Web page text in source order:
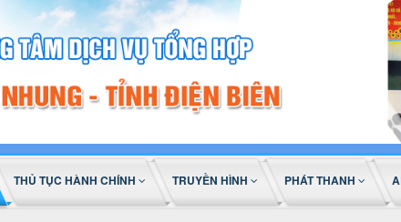
THỦ TỤC HÀNH CHÍNH TRUYỀN HÌNH PHÁT THANH